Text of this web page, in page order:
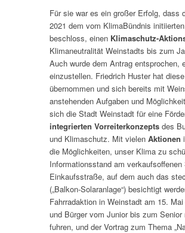
Für sie war es ein großer Erfolg, dass
2021 dem vom KlimaBündnis initiierten
beschloss, einen Klimaschutz-
Klimaneutralität Weinstadts bis zum
Auch wurde dem Antrag entsprochen,
einzustellen. Friedrich Huster hat
übernommen und sich bereits mit
anstehenden Aufgaben und
sich die Stadt Weinstadt für eine
integrierten Vorreiterkonzepts des
und Klimaschutz. Mit vielenAktionen
die Möglichkeiten, unser Klima zu
Informationsstand am
Einkaufsstraße, auf dem auch das
(„Balkon-Solaranlage“) besichtigt
Fahrradaktion in Weinstadt am 15.
und Bürger vom Junior bis zum
fuhren, und der Vortrag zum Thema